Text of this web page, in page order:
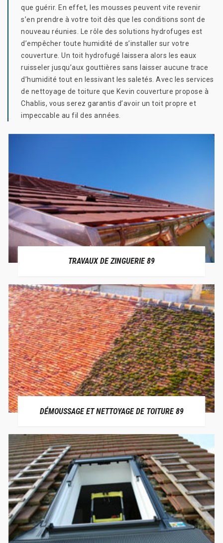
que guérir. En effet, les mousses peuvent vite revenir
s’en prendre à votre toit dès que les conditions sont de
nouveau réunies. Le rôle des solutions hydrofuges est
d’empêcher toute humidité de s’installer sur votre
couverture. Un toit hydrofugé laissera alors les eaux
ruisseler jusqu’aux gouttières sans laisser aucune trace
d’humidité tout en lessivant les saletés. Avec les services
de nettoyage de toiture que Kevin couverture propose à
Chablis, vous serez garantis d’avoir un toit propre et
impeccable au fil des années.
TRAVAUX DE ZINGUERIE 89
DÉMOUSSAGE ET NETTOYAGE DE TOITURE 89